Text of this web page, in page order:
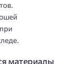
материалы